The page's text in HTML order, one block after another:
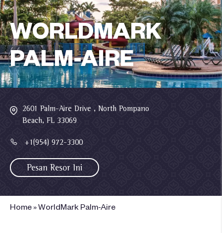
WORLDMARK
PALM-AIRE
2601 Palm-Aire Drive , North Pompano
Beach, FL 33069
+1(954) 972-3300
Pesan Resor Ini
Home »WorldMark Palm-Aire